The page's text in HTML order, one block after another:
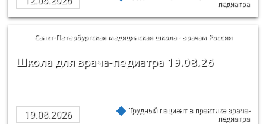
педиатра
Санкт-Петербургская медицинская школа - врачам России
Школа для врача-педиатра 19.08.26
19.08.2026
Трудный пациент в практике врача-
педиатра